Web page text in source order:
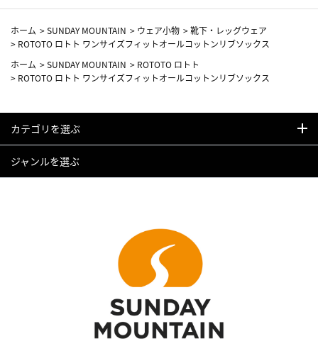
ホーム >SUNDAY MOUNTAIN > ウェア小物 >靴下・レッグウェア
> ROTOTO ロトト ワンサイズフィットオールコットンリブソックス
ホーム >SUNDAY MOUNTAIN > ROTOTO ロトト
> ROTOTO ロトト ワンサイズフィットオールコットンリブソックス
カテゴリを選ぶ
ジャンルを選ぶ